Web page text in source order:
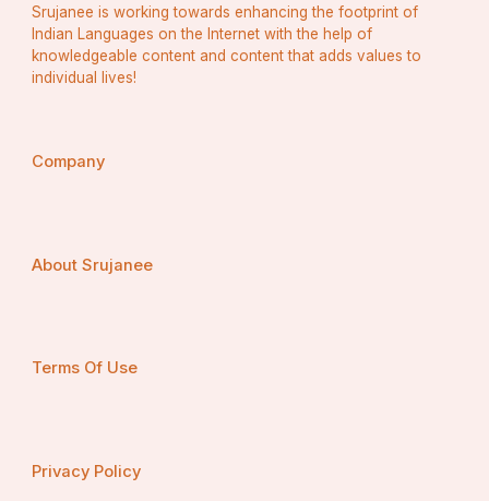
Srujanee is working towards enhancing the footprint of
Indian Languages on the Internet with the help of
knowledgeable content and content that adds values to
individual lives!
Company
About Srujanee
Terms Of Use
Privacy Policy